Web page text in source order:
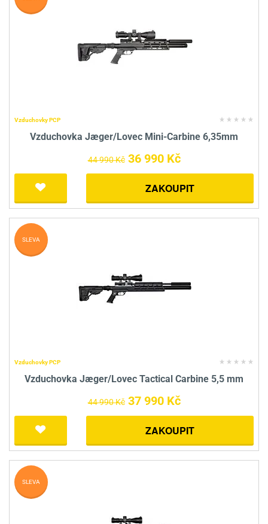
Vzduchovky PCP
Vzduchovka Jæger/Lovec Mini-Carbine 6,35mm
44 990 Kč 36 990 Kč
ZAKOUPIT
Vzduchovky PCP
Vzduchovka Jæger/Lovec Tactical Carbine 5,5 mm
44 990 Kč 37 990 Kč
ZAKOUPIT
SLEVA
SLEVA